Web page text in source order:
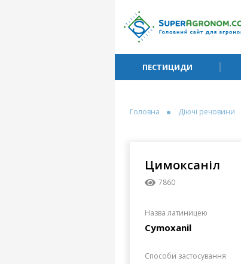
ПЕСТИЦИДИ
Головна Діючі речовини
Цимоксаніл
7860
Назва латиницею
Cymoxanil
Способи застосування